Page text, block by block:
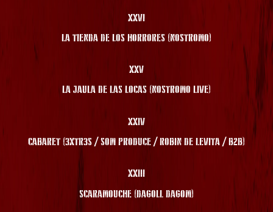
XXVI
LA TIENDA DE LOS HORRORES (NOSTROMO)
XXV
LA JAULA DE LAS LOCAS (NOSTROMO LIVE)
XXIV
CABARET (3XTR3S / SOM PRODUCE / ROBIN DE LEVITA / B2B)
XXIII
SCARAMOUCHE (DAGOLL DAGOM)